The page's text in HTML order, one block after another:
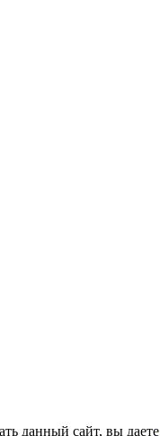
данный сайт, вы даете